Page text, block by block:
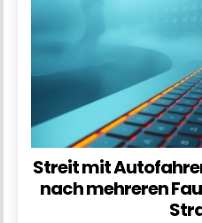
Streit mit
nach mehreren